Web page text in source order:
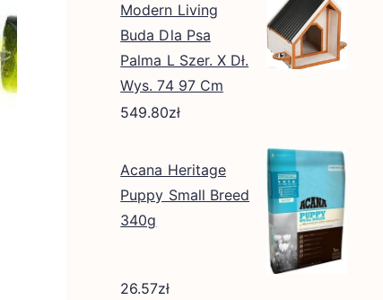
Modern Living
Buda Dla Psa
Palma L Szer. X Dł.
Wys. 74 97 Cm
549.80zł
Acana Heritage
Puppy Small Breed
340g
26.57zł